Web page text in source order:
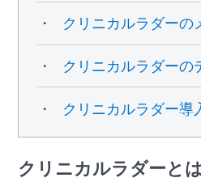
クリニカルラダーの
クリニカルラダーの
クリニカルラダー導
クリニカルラダーとは